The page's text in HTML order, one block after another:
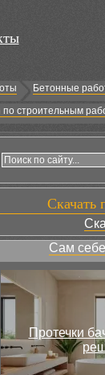
Бетонные
по строительным
Скачать
Сам
Протечки